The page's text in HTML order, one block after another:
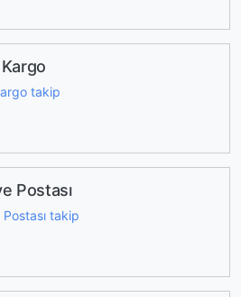
takip
Postası
takip